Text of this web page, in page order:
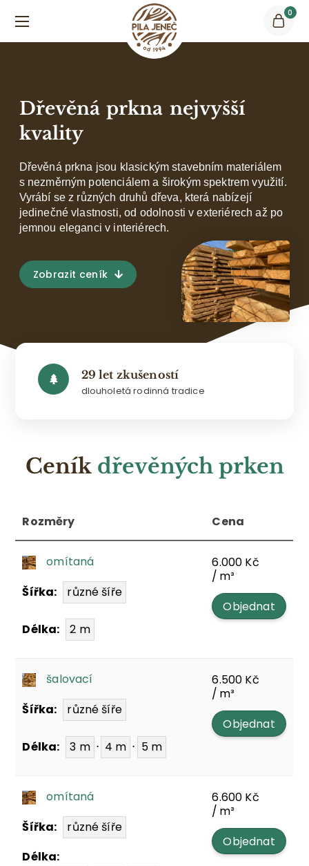
0
Dřevěná prkna nejvyšší
kvality
Dřevěná prkna jsou klasickým stavebním materiálem
s nezměrným potenciálem a širokým spektrem využití.
Vyrábí se z různých druhů dřeva, která nabízejí
jedinečné vlastnosti, od odolnosti v exteriérech až po
jemnou eleganci v interiérech.
Zobrazit ceník
29 let zkušeností
dlouholetá rodinná tradice
Ceník dřevěných prken
Rozměry Cena
Rozměry Cena
omítaná
Šířka:
různé šíře
Délka: 2 m
6.000 Kč
/ m³
Objednat
šalovací
Šířka:
různé šíře
Délka: 3 m ⋅ 4 m ⋅ 5 m
6.500 Kč
/ m³
Objednat
omítaná
Šířka:
různé šíře
Délka:
6.600 Kč
/ m³
Objednat